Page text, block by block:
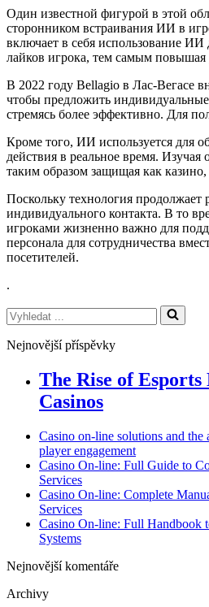
Один известной фигурой в этой
сторонником встраивания ИИ в
включает в себя использование
лайков игрока, тем самым повышая
В 2022 году Bellagio в Лас-Вегасе
чтобы предложить
стремясь более эффективно. Для
Кроме того, ИИ используется для
действия в реальное время.
таким образом защищая как
Поскольку технология
индивидуального контакта. В то
игроками жизненно важно для
персонала для сотрудничества
посетителей.
.
Vyhledat
...
Nejnovější příspěvky
The Rise of
Casinos
Casino on-line solutions and the
player engagement
Casino On-line: Full Guide to
Services
Casino On-line: Complete
Services
Casino On-line: Full Handbook
Systems
Nejnovější komentáře
Archivy